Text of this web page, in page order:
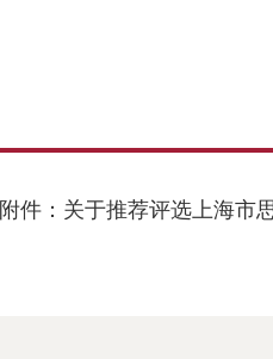
附件：关于推荐评选上海市